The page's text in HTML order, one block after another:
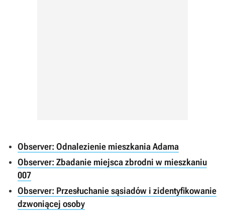
Observer: Odnalezienie mieszkania Adama
Observer: Zbadanie miejsca zbrodni w mieszkaniu
007
Observer: Przesłuchanie sąsiadów i zidentyfikowanie
dzwoniącej osoby